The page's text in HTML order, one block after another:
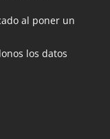
al poner un
los datos